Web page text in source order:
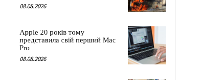
08.08.2026
Apple 20 років тому
представила свій перший Mac
Pro
08.08.2026